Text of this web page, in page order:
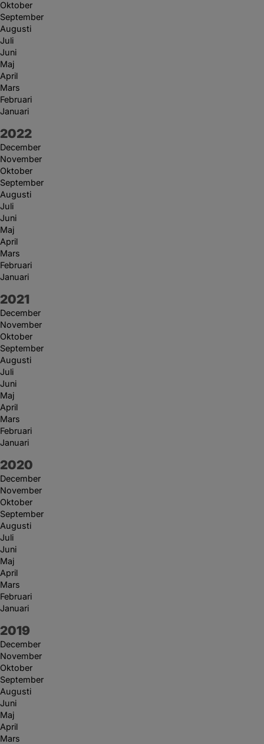
Oktober
September
Augusti
Juli
Juni
Maj
April
Mars
Februari
Januari
År:
2022
December
November
Oktober
September
Augusti
Juli
Juni
Maj
April
Mars
Februari
Januari
År:
2021
December
November
Oktober
September
Augusti
Juli
Juni
Maj
April
Mars
Februari
Januari
År:
2020
December
November
Oktober
September
Augusti
Juli
Juni
Maj
April
Mars
Februari
Januari
År:
2019
December
November
Oktober
September
Augusti
Juni
Maj
April
Mars